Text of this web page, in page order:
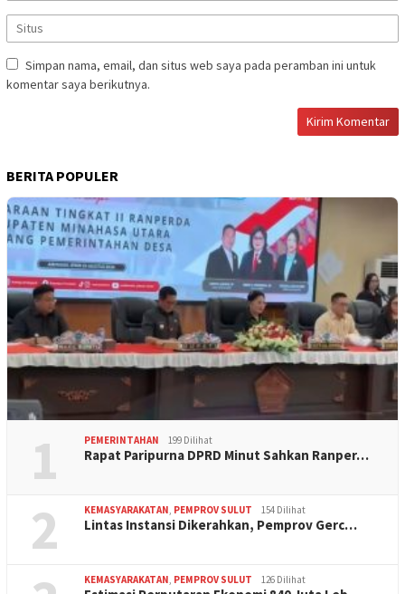
Simpan nama, email, dan situs web saya pada peramban ini untuk
komentar saya berikutnya.
BERITA POPULER
1 PEMERINTAHAN 199 Dilihat
Rapat Paripurna DPRD Minut Sahkan Ranper…
2 KEMASYARAKATAN, PEMPROV SULUT 154 Dilihat
Lintas Instansi Dikerahkan, Pemprov Gerc…
KEMASYARAKATAN, PEMPROV SULUT 126 Dilihat